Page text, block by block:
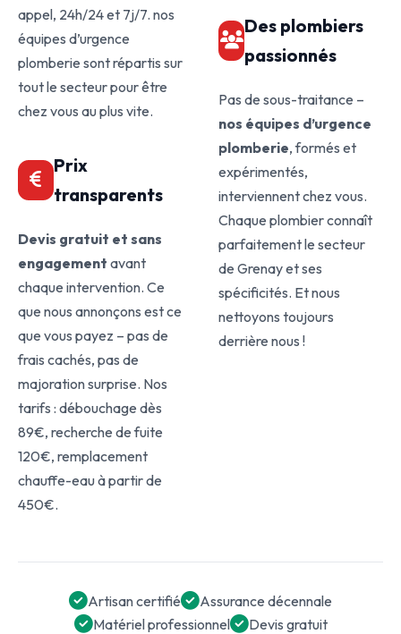
appel, 24h/24 et 7j/7. nos
équipes d’urgence
plomberie sont répartis sur
tout le secteur pour être
chez vous au plus vite.
Prix
transparents
Devis gratuit et sans
engagement avant
chaque intervention. Ce
que nous annonçons est ce
que vous payez – pas de
frais cachés, pas de
majoration surprise. Nos
tarifs : débouchage dès
89€, recherche de fuite
120€, remplacement
chauffe-eau à partir de
450€.
Des plombiers
passionnés
Pas de sous-traitance –
nos équipes d’urgence
plomberie, formés et
expérimentés,
interviennent chez vous.
Chaque plombier connaît
parfaitement le secteur
de Grenay et ses
spécificités. Et nous
nettoyons toujours
derrière nous !
Artisan certifié
Assurance décennale
Matériel professionnel
Devis gratuit